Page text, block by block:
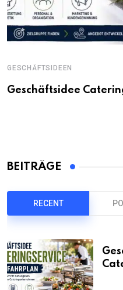
GESCHÄFTSIDEEN
Geschäftsidee
BEITRÄGE
RECENT